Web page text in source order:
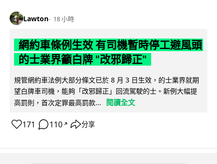
Lawton 18 小時
網約車條例生效 有司機暫時停工避風頭
的士業界籲白牌 "改邪歸正"
規管網約車法例大部分條文已於 8 月 3 日生效，的士業界就期
望白牌車司機，能夠「改邪歸正」回流駕駛的士。新例大幅提
高罰則，首次定罪最高罰款...
閱讀全文
171 110 ↗ 分享